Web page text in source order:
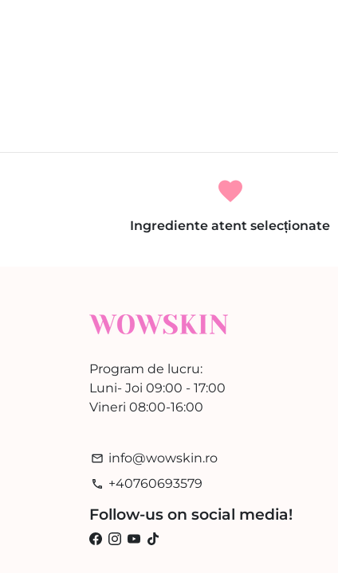
favorite
Ingrediente atent selecționate
Program de lucru:
Luni- Joi 09:00 - 17:00
Vineri 08:00-16:00
email info@wowskin.ro
phone +40760693579
Follow-us on social media!